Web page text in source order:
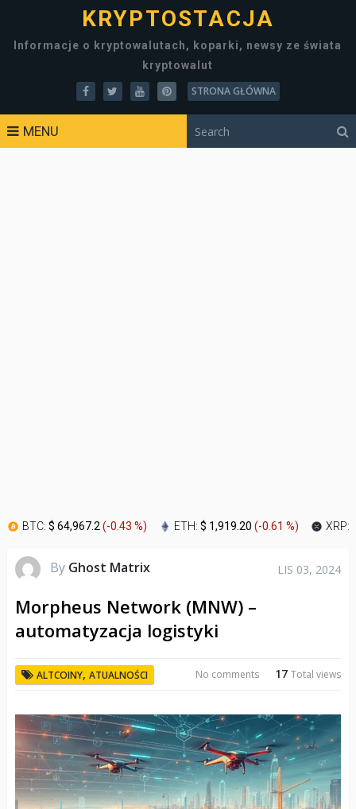
KRYPTOSTACJA
Informacje o kryptowalutach, koparki, newsy ze świata
kryptowalut
STRONA GŁÓWNA
MENU
BTC: $ 64,967.2(-0.43 %) ETH: $ 1,919.20 (-0.61 %) XRP:
By Ghost Matrix LIS 03, 2024
Morpheus Network (MNW) –
automatyzacja logistyki
ALTCOINY, ATUALNOŚCI 17Total views
No comments